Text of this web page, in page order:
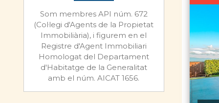
Som membres API núm. 672
(Col·legi d'Agents de la Propietat
Immobiliària), i figurem en el
Registre d'Agent Immobiliari
Homologat del Departament
d'Habitatge de la Generalitat
amb el núm. AICAT 1656.